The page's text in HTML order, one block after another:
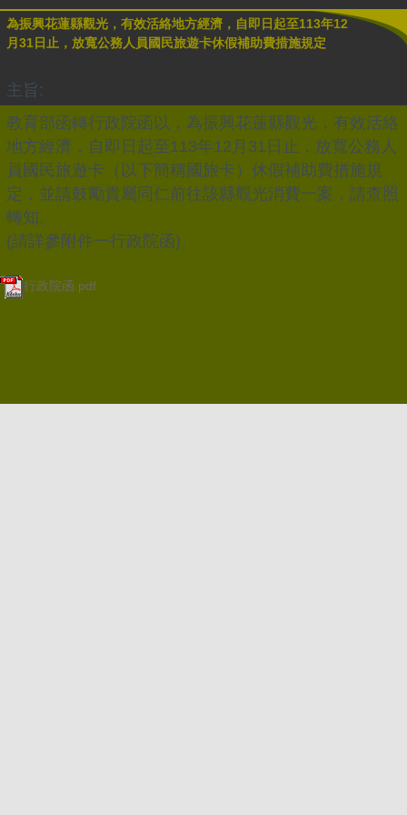
為振興花蓮縣觀光，有效活絡地方經濟，自即日起至113年12
月31日止，放寬公務人員國民旅遊卡休假補助費措施規定
主旨:
教育部函轉行政院函以，為振興花蓮縣觀光，有效活絡
地方經濟，自即日起至113年12月31日止，放寬公務人
員國民旅遊卡（以下簡稱國旅卡）休假補助費措施規
定，並請鼓勵貴屬同仁前往該縣觀光消費一案，請查照
轉知。
(請詳參附件一行政院函)
行政院函.pdf